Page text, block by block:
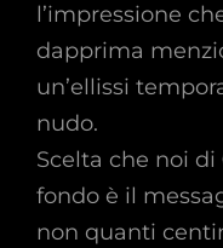
l’impressione
dapprima
un’ellissi
nudo.
Scelta che noi di
fondo è il
non quanti